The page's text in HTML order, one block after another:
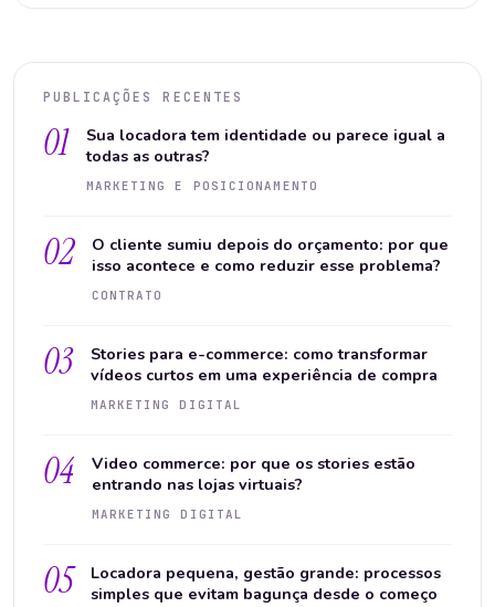
PUBLICAÇÕES RECENTES
01
Sua locadora tem identidade ou parece igual a
todas as outras?
MARKETING E POSICIONAMENTO
02
O cliente sumiu depois do orçamento: por que
isso acontece e como reduzir esse problema?
CONTRATO
03
Stories para e-commerce: como transformar
vídeos curtos em uma experiência de compra
MARKETING DIGITAL
04
Video commerce: por que os stories estão
entrando nas lojas virtuais?
MARKETING DIGITAL
05
Locadora pequena, gestão grande: processos
simples que evitam bagunça desde o começo